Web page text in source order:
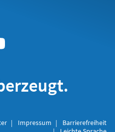
Impressum
Barrierefreiheit